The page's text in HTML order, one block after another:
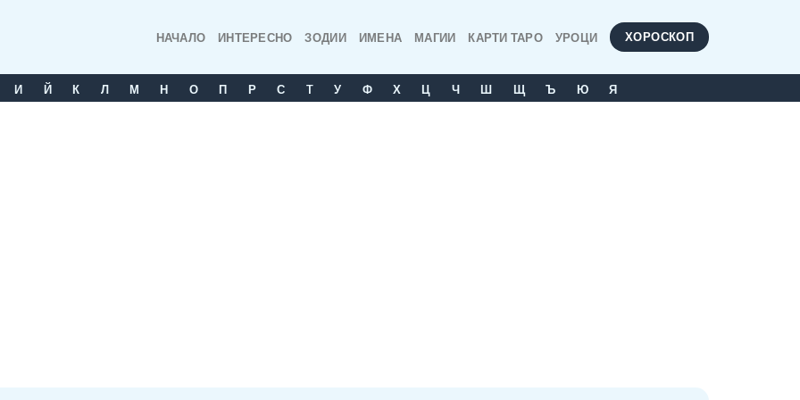
НАЧАЛО ИНТЕРЕСНО ЗОДИИ ИМЕНА МАГИИ КАРТИ ТАРО УРОЦИ ХОРОСКОП
И Й К Л М Н О П Р С T У Ф Х Ц Ч Ш Щ Ъ Ю Я